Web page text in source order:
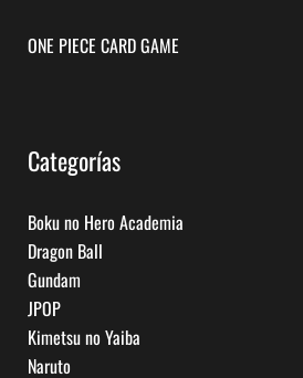
ONE PIECE CARD GAME
Categorías
Boku no Hero Academia
Dragon Ball
Gundam
JPOP
Kimetsu no Yaiba
Naruto